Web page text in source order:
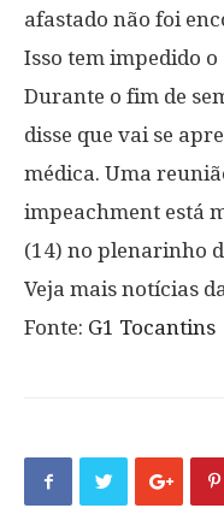
afastado não foi
Isso tem impedido
Durante o fim de
disse que vai se
médica. Uma
impeachment está
(14) no plenarinho
Veja mais notícias
Fonte: G1 Tocantins